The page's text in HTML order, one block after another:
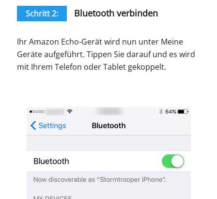
Schritt 2: Bluetooth verbinden
Ihr Amazon Echo-Gerät wird nun unter Meine
Geräte aufgeführt. Tippen Sie darauf und es wird
mit Ihrem Telefon oder Tablet gekoppelt.